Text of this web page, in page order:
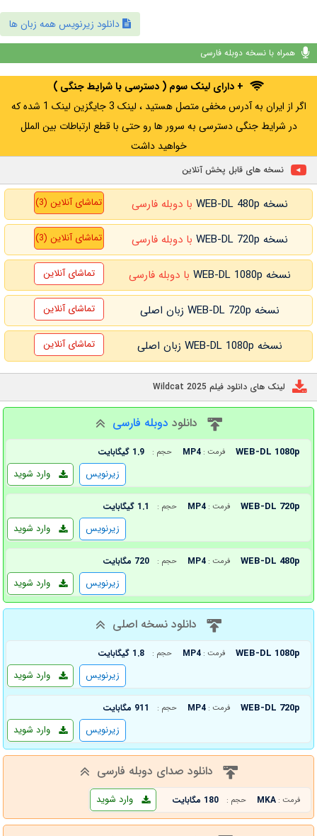
دانلود زیرنویس همه زبان ها
همراه با نسخه دوبله فارسی
+ دارای لینک سوم ( دسترسی با شرایط جنگی )
اگر از ایران به آدرس مخفی متصل هستید ، لینک 3 جایگزین لینک 1 شده که
در شرایط جنگی دسترسی به سرور ها رو حتی با قطع ارتباطات بین الملل
خواهید داشت
نسخه های قابل پخش آنلاین
نسخه WEB-DL 480p با دوبله فارسی تماشای آنلاین (3)
نسخه WEB-DL 720p با دوبله فارسی تماشای آنلاین (3)
نسخه WEB-DL 1080p با دوبله فارسی تماشای آنلاین
نسخه WEB-DL 720p زبان اصلی تماشای آنلاین
نسخه WEB-DL 1080p زبان اصلی تماشای آنلاین
لینک های دانلود فیلم Wildcat 2025
دانلود دوبله فارسی
WEB-DL 1080p فرمت : MP4 حجم : 1.9 گیگابایت
وارد شوید زیرنویس
WEB-DL 720p فرمت : MP4 حجم : 1.1 گیگابایت
وارد شوید زیرنویس
WEB-DL 480p فرمت : MP4 حجم : 720 مگابایت
وارد شوید زیرنویس
دانلود نسخه اصلی
WEB-DL 1080p فرمت : MP4 حجم : 1.8 گیگابایت
وارد شوید زیرنویس
WEB-DL 720p فرمت : MP4 حجم : 911 مگابایت
وارد شوید زیرنویس
دانلود صدای دوبله فارسی
فرمت : MKA حجم : 180 مگابایت وارد شوید